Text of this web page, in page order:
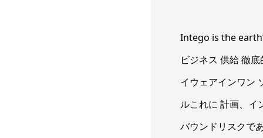
Intego is the
ビジネス 供給 徹
イウェアインワン
ルこれに 計画、
バウンドリスクで